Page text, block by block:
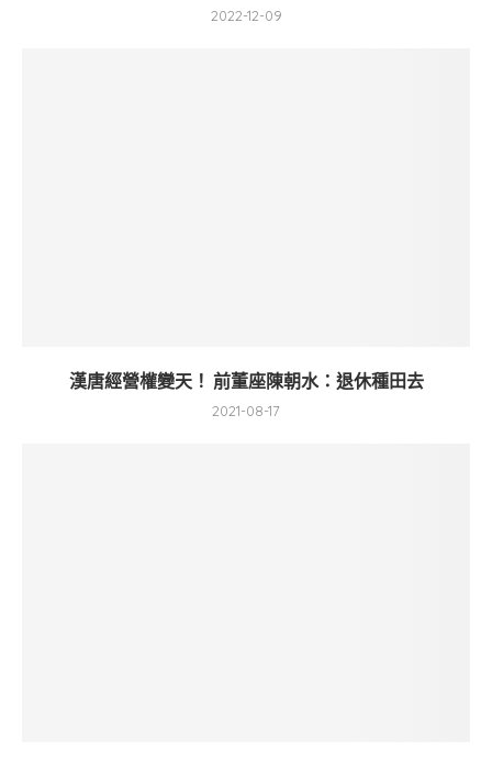
2022-12-09
漢唐經營權變天！ 前董座陳朝水：退休種田去
2021-08-17